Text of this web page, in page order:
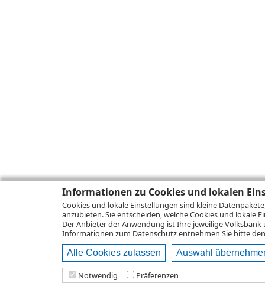
Informationen zu Cookies und lokalen
Cookies und lokale Einstellungen sind kleine
anzubieten. Sie entscheiden, welche Cookies und lokale
Der Anbieter der Anwendung ist Ihre jeweilige Volksbank
Informationen zum Datenschutzentnehmen Sie bitte
Alle Cookies zulassen Auswahl
Notwendig Präferenzen